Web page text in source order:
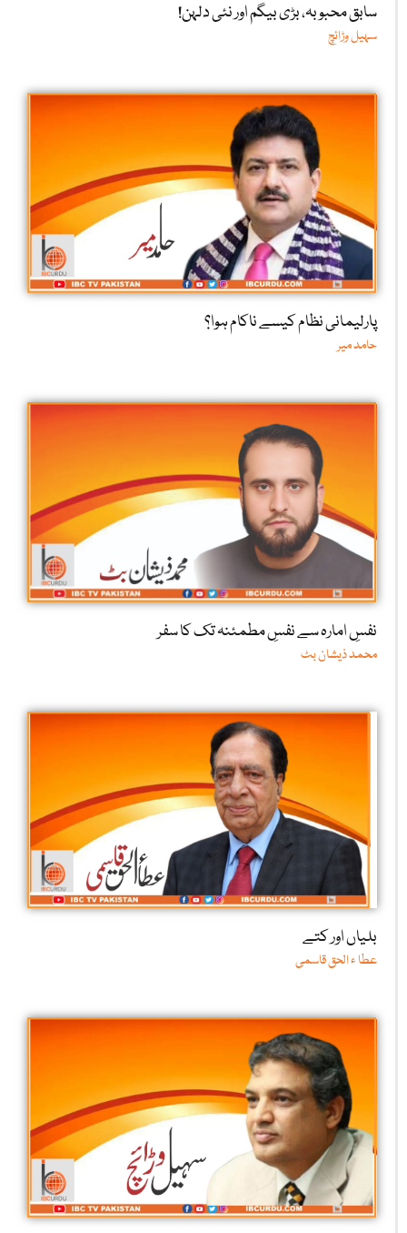
سابق محبوبہ، بڑی بیگم اور نئی دلہن!
سہیل وڑائچ
پارلیمانی نظام کیسے ناکام ہوا؟
حامد میر
نفسِ امارہ سے نفسِ مطمئنہ تک کا سفر
محمد ذیشان بٹ
بلیاں اور کتے
عطا ء الحق قاسمی